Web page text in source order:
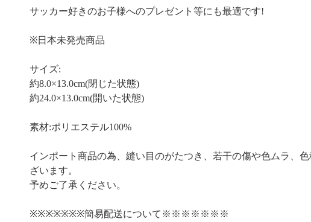
サッカー好きのお子様へのプレゼント等にも最適です!
※日本未発売商品
サイズ:
約8.0×13.0cm(閉じた状態)
約24.0×13.0cm(開いた状態)
素材:ポリエステル100%
インポート商品の為、縫い目のがたつき、若干の傷や色ムラ、
ざいます。
予めご了承ください。
※※※※※※※簡易配送について※※※※※※※